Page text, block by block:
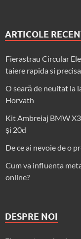
ARTICOLE
Fierastrau Circular
taiere rapida si precisa
O seară de neuitat la
Horvath
Kit Ambreiaj BMW
și 20d
De ce ai nevoie de o
Cum va influenta
online?
DESPRE NOI